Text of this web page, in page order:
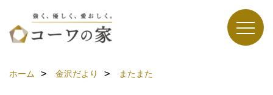
ホーム 金沢だより またまた